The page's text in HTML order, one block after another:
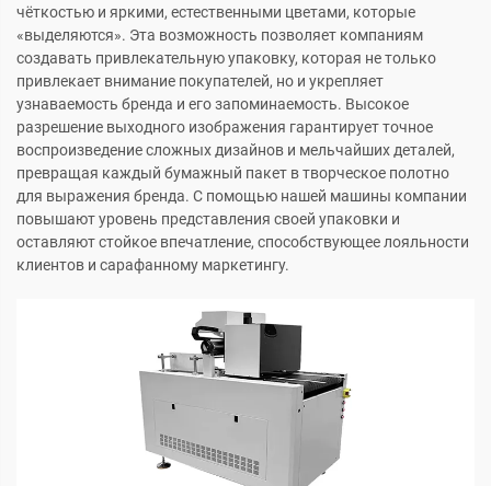
чёткостью и яркими, естественными цветами, которые
«выделяются». Эта возможность позволяет компаниям
создавать привлекательную упаковку, которая не только
привлекает внимание покупателей, но и укрепляет
узнаваемость бренда и его запоминаемость. Высокое
разрешение выходного изображения гарантирует точное
воспроизведение сложных дизайнов и мельчайших деталей,
превращая каждый бумажный пакет в творческое полотно
для выражения бренда. С помощью нашей машины компании
повышают уровень представления своей упаковки и
оставляют стойкое впечатление, способствующее лояльности
клиентов и сарафанному маркетингу.